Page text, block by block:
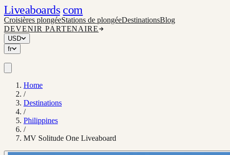
Liveaboards com
Croisières plongéeStations de plongéeDestinationsBlog
DEVENIR PARTENAIRE
USD
fr
Home
/
Destinations
/
Philippines
/
MV Solitude One Liveaboard